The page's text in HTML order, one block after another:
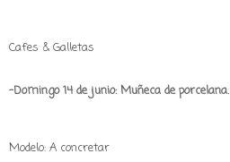
Cafes & Galletas
-Domingo 14 de junio: Muñeca de porcelana.
Modelo: A concretar